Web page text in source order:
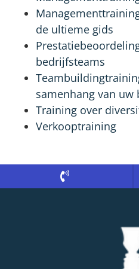
de ultieme gids
bedrijfsteams
samenhang van uw
Training over
Verkooptraining